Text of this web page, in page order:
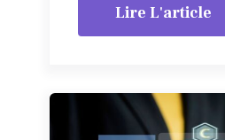
Lire L'article